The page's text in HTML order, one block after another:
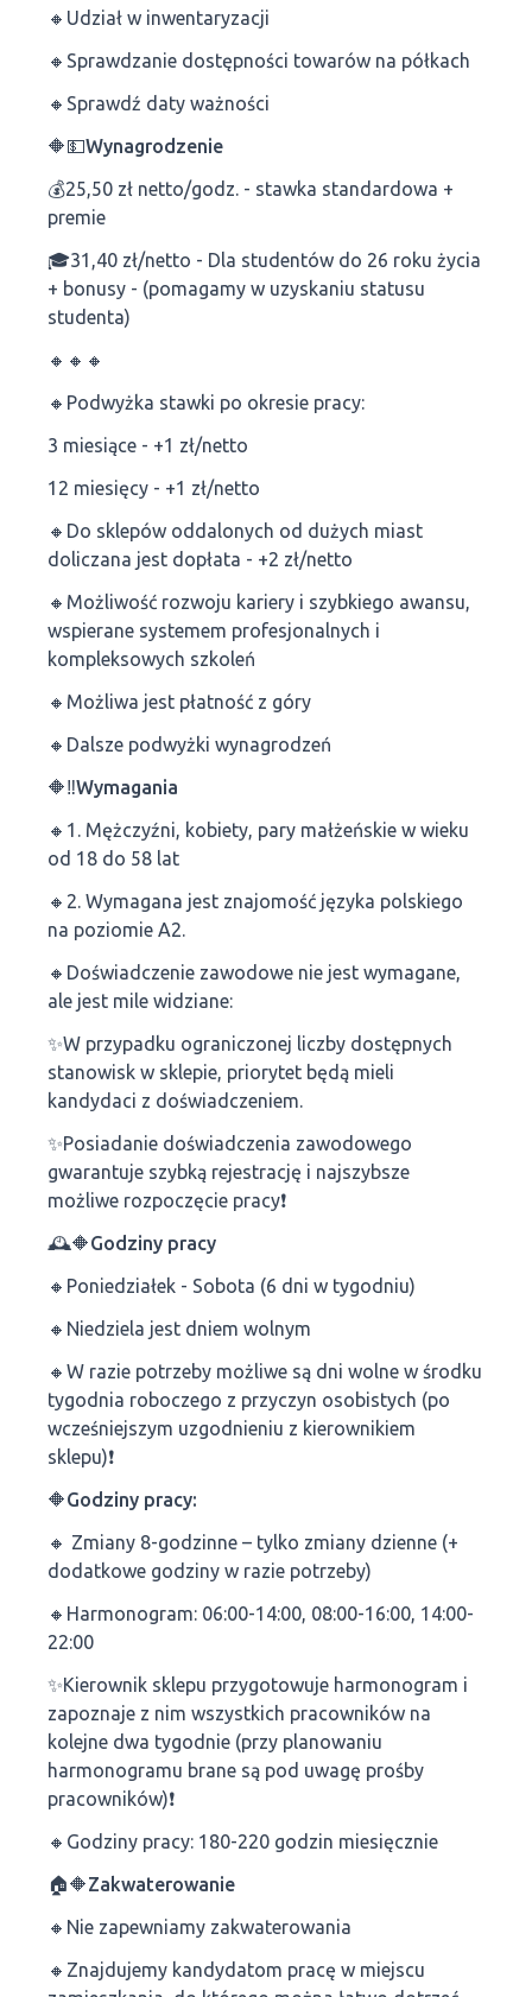
🔸Udział w inwentaryzacji
🔸Sprawdzanie dostępności towarów na półkach
🔸Sprawdź daty ważności
🔶💵Wynagrodzenie
💰25,50 zł netto/godz. - stawka standardowa +
premie
🎓31,40 zł/netto - Dla studentów do 26 roku życia
+ bonusy - (pomagamy w uzyskaniu statusu
studenta)
🔸🔸🔸
🔸Podwyżka stawki po okresie pracy:
3 miesiące - +1 zł/netto
12 miesięcy - +1 zł/netto
🔸Do sklepów oddalonych od dużych miast
doliczana jest dopłata - +2 zł/netto
🔸Możliwość rozwoju kariery i szybkiego awansu,
wspierane systemem profesjonalnych i
kompleksowych szkoleń
🔸Możliwa jest płatność z góry
🔸Dalsze podwyżki wynagrodzeń
🔶‼Wymagania
🔸1. Mężczyźni, kobiety, pary małżeńskie w wieku
od 18 do 58 lat
🔸2. Wymagana jest znajomość języka polskiego
na poziomie A2.
🔸Doświadczenie zawodowe nie jest wymagane,
ale jest mile widziane:
✨️W przypadku ograniczonej liczby dostępnych
stanowisk w sklepie, priorytet będą mieli
kandydaci z doświadczeniem.
✨️Posiadanie doświadczenia zawodowego
gwarantuje szybką rejestrację i najszybsze
możliwe rozpoczęcie pracy❗
🕰🔶Godziny pracy
🔸Poniedziałek - Sobota (6 dni w tygodniu)
🔸Niedziela jest dniem wolnym
🔸W razie potrzeby możliwe są dni wolne w środku
tygodnia roboczego z przyczyn osobistych (po
wcześniejszym uzgodnieniu z kierownikiem
sklepu)❗
🔶Godziny pracy:
🔸 Zmiany 8-godzinne – tylko zmiany dzienne (+
dodatkowe godziny w razie potrzeby)
🔸Harmonogram: 06:00-14:00, 08:00-16:00, 14:00-
22:00
✨️Kierownik sklepu przygotowuje harmonogram i
zapoznaje z nim wszystkich pracowników na
kolejne dwa tygodnie (przy planowaniu
harmonogramu brane są pod uwagę prośby
pracowników)❗
🔸Godziny pracy: 180-220 godzin miesięcznie
🏠🔶Zakwaterowanie
🔸Nie zapewniamy zakwaterowania
🔸Znajdujemy kandydatom pracę w miejscu